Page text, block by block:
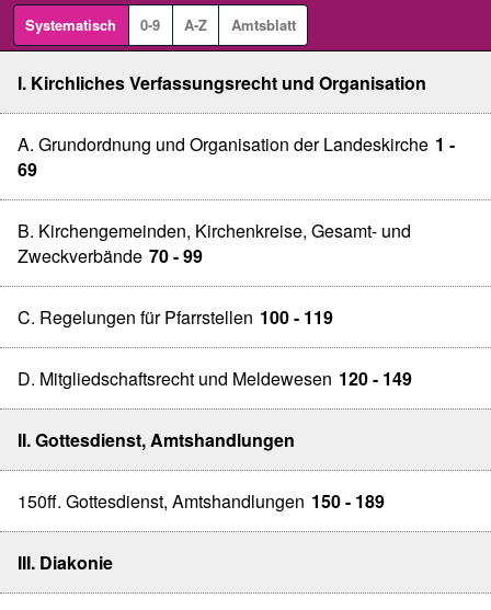
Systematisch 0-9 A-Z Amtsblatt
I. Kirchliches Verfassungsrecht und Organisation
A. Grundordnung und Organisation der Landeskirche 1 -
69
B. Kirchengemeinden, Kirchenkreise, Gesamt- und
Zweckverbände 70 - 99
C. Regelungen für Pfarrstellen 100 - 119
D. Mitgliedschaftsrecht und Meldewesen 120 - 149
II. Gottesdienst, Amtshandlungen
150ff. Gottesdienst, Amtshandlungen 150 - 189
III. Diakonie